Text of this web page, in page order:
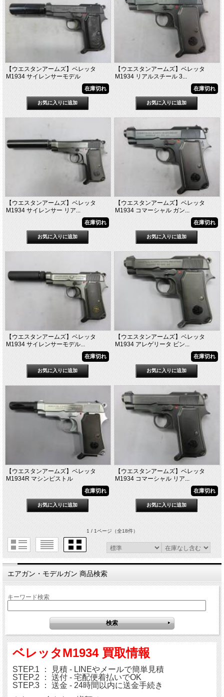
【ウエスタンアームズ】ベレッタ
M1934 サイレンサーモデル
在庫切れ
【ウエスタンアームズ】ベレッタ
M1934 リアルスチール 3...
在庫切れ
【ウエスタンアームズ】ベレッタ
M1934 サイレンサー リア...
在庫切れ
【ウエスタンアームズ】ベレッタ
M1934 コマーシャル ガン...
在庫切れ
【ウエスタンアームズ】ベレッタ
M1934 サイレンサーモデル...
在庫切れ
【ウエスタンアームズ】ベレッタ
M1934 アレゲリータ ビン...
在庫切れ
【ウエスタンアームズ】ベレッタ
M1934R マシンピストル
在庫切れ
【ウエスタンアームズ】ベレッタ
M1934 コマーシャル リア...
在庫切れ
1 / 1ページ（全18件）
エアガン・モデルガン 商品検索
キーワード検索
ベレッタM1934 買取情報
STEP.1 ： 見積 - LINEやメールで簡単見積
STEP.2 ： 送付 - 宅配便着払いでOK
STEP.3 ： 送金 - 24時間以内に送金手続き